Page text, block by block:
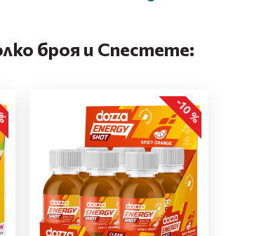
броя и Спестете:
-10 %